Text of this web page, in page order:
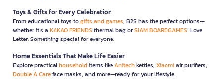
Toys & Gifts for Every Celebration
From educational toys togifts and games, B2S has the perfect options—
whether it’s a KAKAO FRIENDS thermal bag orSIAM BOARDGAMES’ Love
Letter. Something special for everyone.
Home Essentials That Make Life Easier
Explore practicalhouseholditems likeAnitechkettles, Xiaomiair purifiers,
Double A Careface masks, and more—ready for your lifestyle.